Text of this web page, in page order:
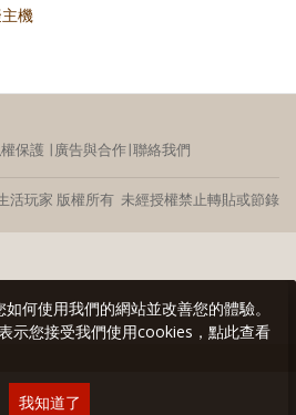
機
保護 ∣ 廣告與合作∣聯絡我們
活玩家 版權所有 未經授權禁止轉貼或節錄
何使用我們的網站並改善您的體驗。
示您接受我們使用cookies，點此查看
我知道了